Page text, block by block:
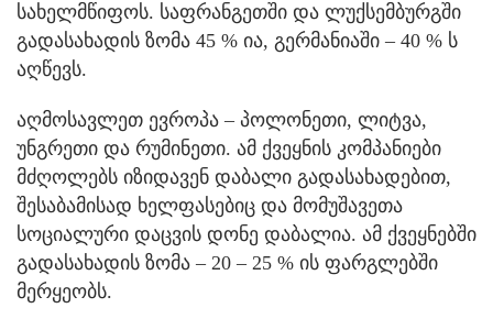
სახელმწიფოს. საფრანგეთში და ლუქსემბურგში
გადასახადის ზომა 45 % ია, გერმანიაში – 40 % ს
აღწევს.
აღმოსავლეთ ევროპა – პოლონეთი, ლიტვა,
უნგრეთი და რუმინეთი. ამ ქვეყნის კომპანიები
მძღოლებს იზიდავენ დაბალი გადასახადებით,
შესაბამისად ხელფასებიც და მომუშავეთა
სოციალური დაცვის დონე დაბალია. ამ ქვეყნებში
გადასახადის ზომა – 20 – 25 % ის ფარგლებში
მერყეობს.